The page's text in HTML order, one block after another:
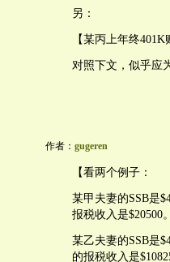
另：
【某丙上年终401K
对照下文，似乎应
作者： gugeren
【看两个例子：
某甲夫妻的SSB是
报税收入是$20500。
某乙夫妻的SSB是
的报税收入是